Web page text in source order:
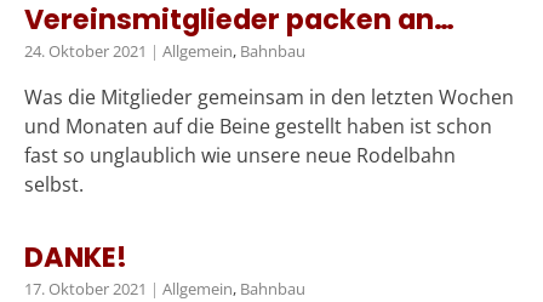
Vereinsmitglieder packen an…
24. Oktober 2021 | Allgemein, Bahnbau
Was die Mitglieder gemeinsam in den letzten Wochen
und Monaten auf die Beine gestellt haben ist schon
fast so unglaublich wie unsere neue Rodelbahn
selbst.
DANKE!
17. Oktober 2021 | Allgemein, Bahnbau